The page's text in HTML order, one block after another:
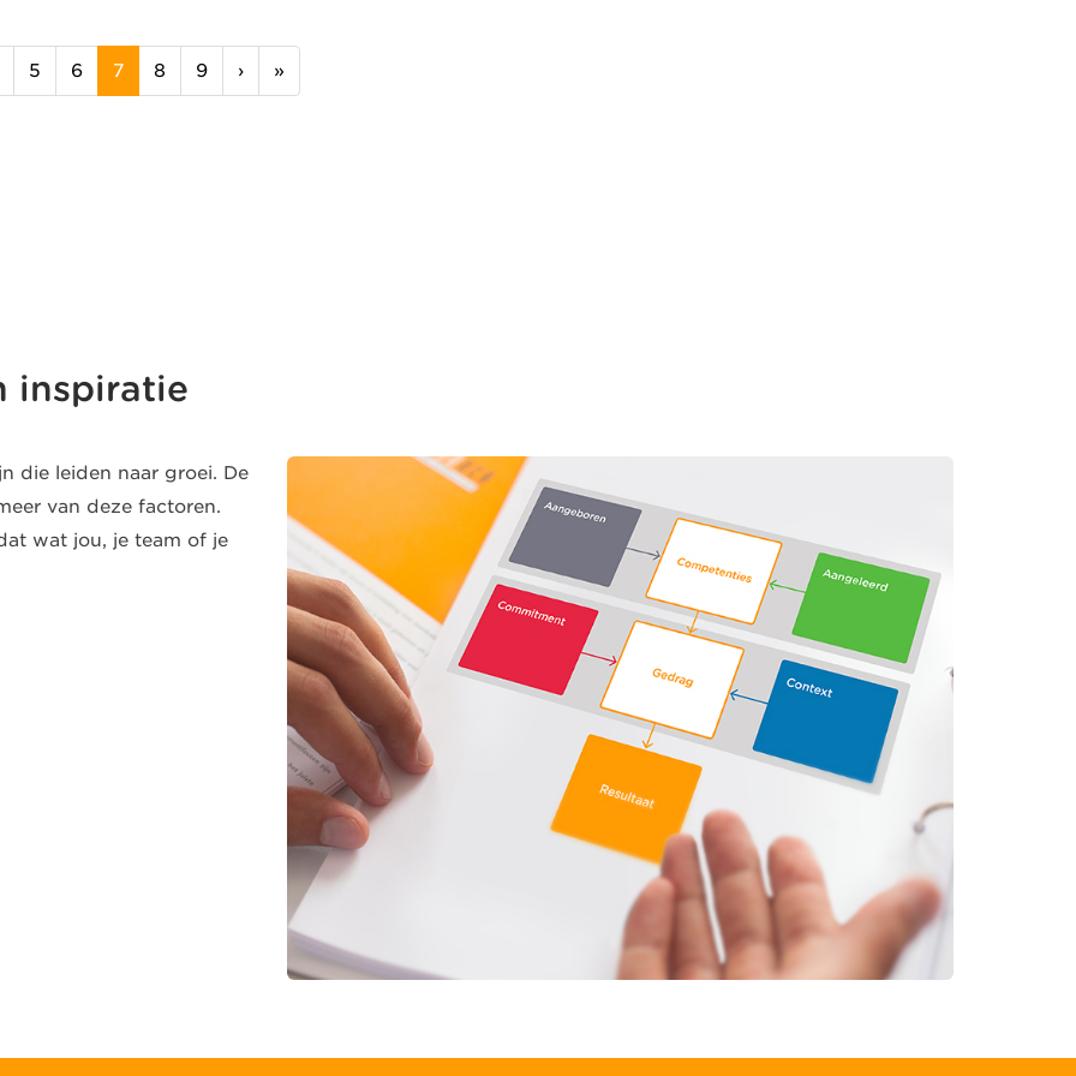
5 6 7(current)
8 9 › »
inspiratie
die leiden naar groei. De
van deze factoren.
wat jou, je team of je